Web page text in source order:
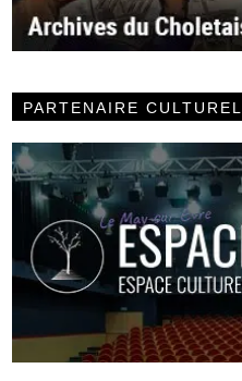
PARTENAIRE CULTUREL